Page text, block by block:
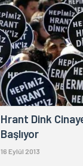
Hrant Dink
Başlıyor
16 Eylül 2013